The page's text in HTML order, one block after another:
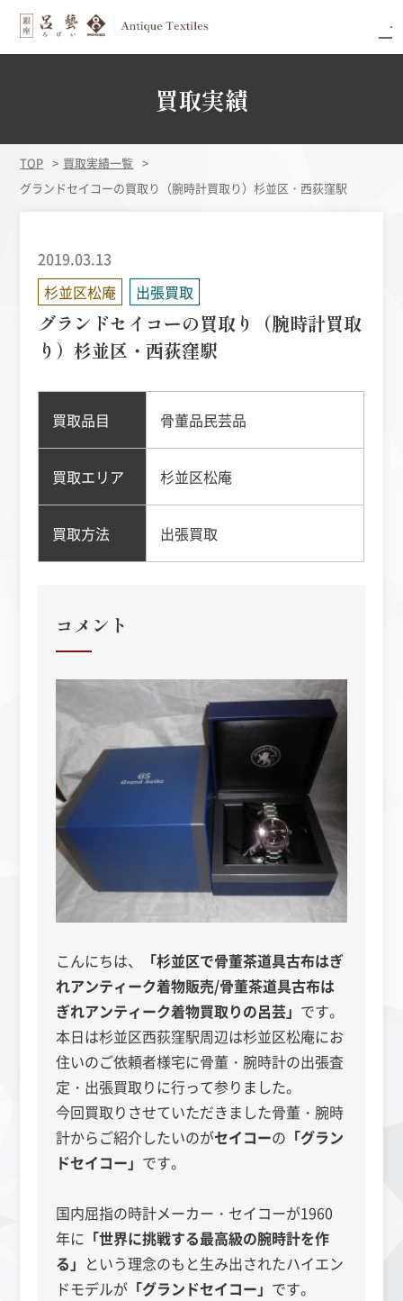
買取実績
TOP
買取実績一覧
グランドセイコーの買取り（腕時計買取り）杉並区・西荻窪駅
2019.03.13
杉並区松庵
出張買取
グランドセイコーの買取り（腕時計買取
り）杉並区・西荻窪駅
買取品目 骨董品民芸品
買取エリア 杉並区松庵
買取方法 出張買取
コメント
こんにちは、
「杉並区で骨董茶道具古布はぎ
れアンティーク着物販売/骨董茶道具古布は
ぎれアンティーク着物買取りの呂芸」 です。
本日は杉並区西荻窪駅周辺は杉並区松庵にお
住いのご依頼者様宅に骨董・腕時計の出張査
定・出張買取りに行って参りました。
今回買取りさせていただきました骨董・腕時
計からご紹介したいのがセイコーの 「グラン
ドセイコー」 です。
国内屈指の時計メーカー・セイコーが1960
年に 「世界に挑戦する最高級の腕時計を作
る」 という理念のもと生み出されたハイエン
ドモデルが 「グランドセイコー」 です。